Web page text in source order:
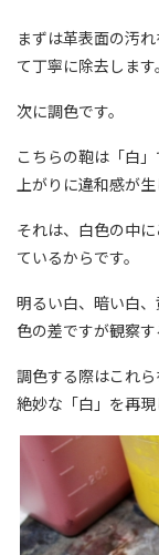
まずは革表面の汚
て丁寧に除去します。
次に調色です。
こちらの鞄は「白
上がりに違和感が生
それは、白色の中
ているからです。
明るい白、暗い白
色の差ですが観察
調色する際はこれ
絶妙な「白」を再現